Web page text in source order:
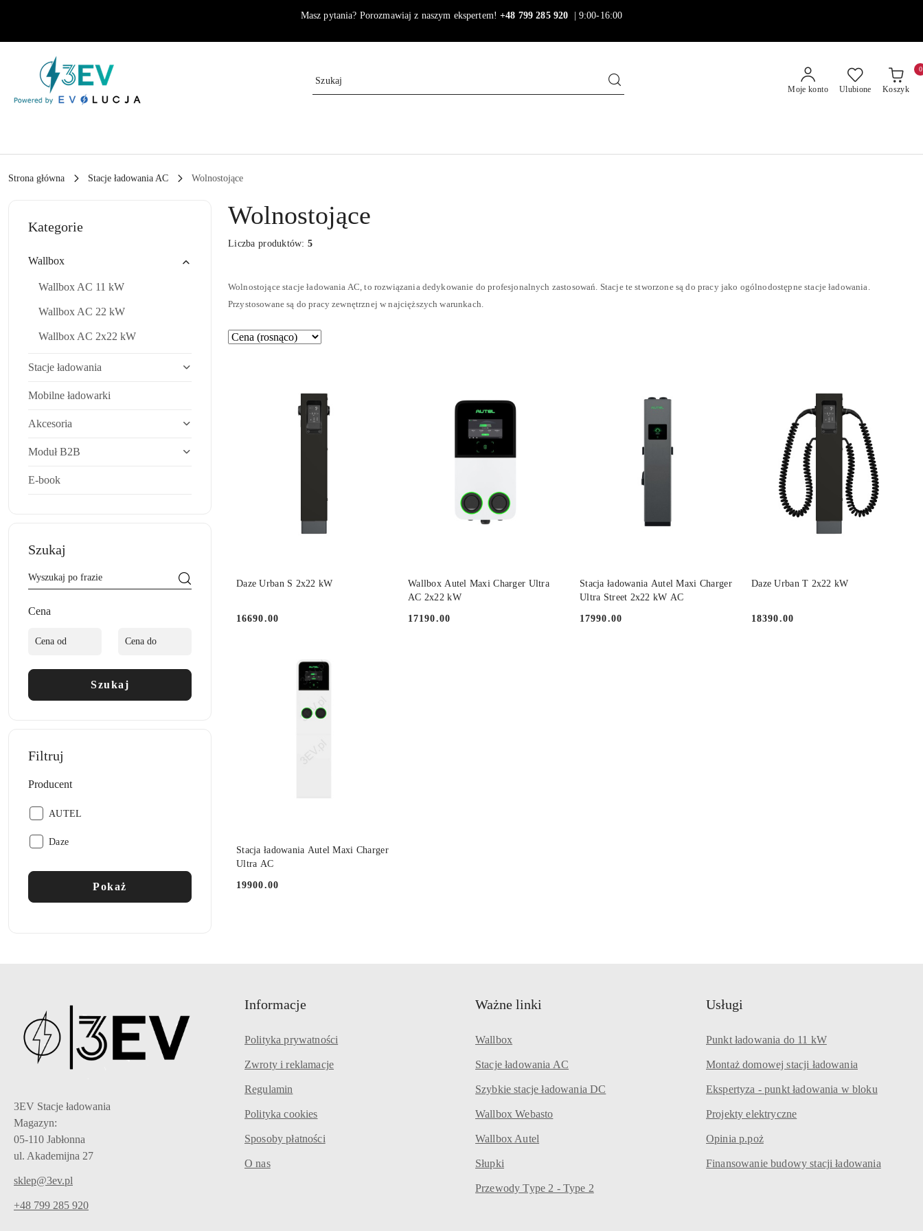
Masz pytania? Porozmawiaj z naszym ekspertem!+48 799 285 920 | 9:00-16:00
Moje konto Ulubione Koszyk
0
Strona główna Stacje ładowania AC Wolnostojące
Kategorie
Wallbox
Wallbox AC 11 kW
Wallbox AC 22 kW
Wallbox AC 2x22 kW
Stacje ładowania
Mobilne ładowarki
Akcesoria
Moduł B2B
E-book
Szukaj
Cena
Szukaj
Filtruj
Producent
Producent:
AUTEL
Producent:
Daze
Pokaż
Wolnostojące
Liczba produktów:5
Wolnostojące stacje ładowania AC, to rozwiązania dedykowanie do profesjonalnych zastosowań. Stacje te stworzone są do pracy jako ogólnodostępne stacje ładowania.
Przystosowane są do pracy zewnętrznej w najcięższych warunkach.
Zastosowano
Sortuj
Daze Urban S 2x22 kW
Cena:
16690.00
DO KOSZYKA
Wallbox Autel Maxi Charger Ultra
AC 2x22 kW
Cena:
17190.00
DO KOSZYKA
Stacja ładowania Autel Maxi Charger
Ultra Street 2x22 kW AC
Cena:
17990.00
DO KOSZYKA
Daze Urban T 2x22 kW
Cena:
18390.00
DO KOSZYKA
Stacja ładowania Autel Maxi Charger
Ultra AC
Cena:
19900.00
DO KOSZYKA
3EV Stacje ładowania
Magazyn:
05-110 Jabłonna
ul. Akademijna 27
sklep@3ev.pl
+48 799 285 920
Informacje
Polityka prywatności
Zwroty i reklamacje
Regulamin
Polityka cookies
Sposoby płatności
O nas
Ważne linki
Wallbox
Stacje ładowania AC
Szybkie stacje ładowania DC
Wallbox Webasto
Wallbox Autel
Słupki
Przewody Type 2 - Type 2
Usługi
Punkt ładowania do 11 kW
Montaż domowej stacji ładowania
Ekspertyza - punkt ładowania w bloku
Projekty elektryczne
Opinia p.poż
Finansowanie budowy stacji ładowania